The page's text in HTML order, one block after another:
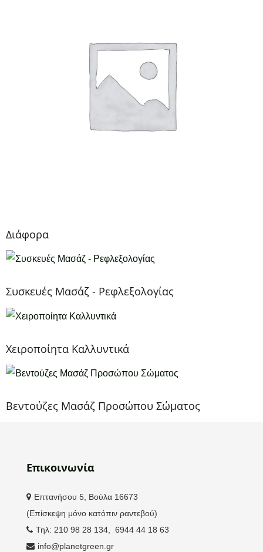
Διάφορα
Συσκευές Μασάζ - Ρεφλεξολογίας
Χειροποίητα Καλλυντικά
Βεντούζες Μασάζ Προσώπου Σώματος
Επικοινωνία
Επτανήσου 5, Βούλα 16673
(Επίσκεψη μόνο κατόπιν ραντεβού)
Τηλ: 210 98 28 134, 6944 44 18 63
info@planetgreen.gr